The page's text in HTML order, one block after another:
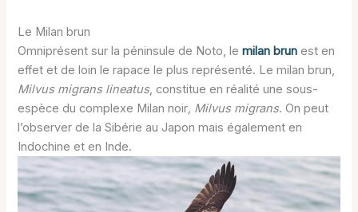
Le Milan brun
Omniprésent sur la péninsule de Noto, lemilan brun est en
effet et de loin le rapace le plus représenté. Le milan brun,
Milvus migrans lineatus, constitue en réalité une sous-
espèce du complexe Milan noir, Milvus migrans. On peut
l’observer de la Sibérie au Japon mais également en
Indochine et en Inde.